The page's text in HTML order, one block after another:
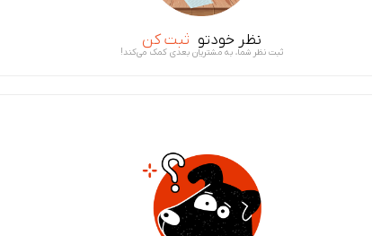
نظر خودتو ثبت کن
ثبت نظر شما، به مشتریان بعدی کمک می‌کند!